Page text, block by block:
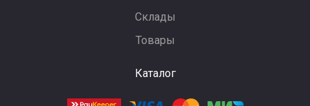
Склады
Товары
Каталог